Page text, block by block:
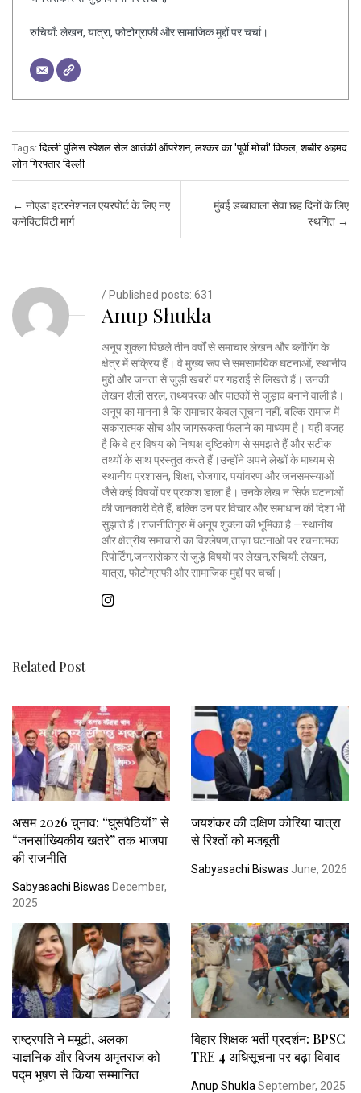
रुचियाँ: लेखन, यात्रा, फोटोग्राफी और सामाजिक मुद्दों पर चर्चा।
Tags:दिल्ली पुलिस स्पेशल सेल आतंकी ऑपरेशन,लश्कर का 'पूर्वी मोर्चा' विफल ,शब्बीर अहमद
लोन गिरफ्तार दिल्ली
Post navigation
← नोएडा इंटरनेशनल एयरपोर्ट के लिए नए
कनेक्टिविटी मार्ग
मुंबई डब्बावाला सेवा छह दिनों के लिए
स्थगित →
/ Published posts: 631
Anup Shukla
अनूप शुक्ला पिछले तीन वर्षों से समाचार लेखन और ब्लॉगिंग के
क्षेत्र में सक्रिय हैं। वे मुख्य रूप से समसामयिक घटनाओं, स्थानीय
मुद्दों और जनता से जुड़ी खबरों पर गहराई से लिखते हैं। उनकी
लेखन शैली सरल, तथ्यपरक और पाठकों से जुड़ाव बनाने वाली है।
अनूप का मानना है कि समाचार केवल सूचना नहीं, बल्कि समाज में
सकारात्मक सोच और जागरूकता फैलाने का माध्यम है। यही वजह
है कि वे हर विषय को निष्पक्ष दृष्टिकोण से समझते हैं और सटीक
तथ्यों के साथ प्रस्तुत करते हैं।उन्होंने अपने लेखों के माध्यम से
स्थानीय प्रशासन, शिक्षा, रोजगार, पर्यावरण और जनसमस्याओं
जैसे कई विषयों पर प्रकाश डाला है। उनके लेख न सिर्फ घटनाओं
की जानकारी देते हैं, बल्कि उन पर विचार और समाधान की दिशा भी
सुझाते हैं।राजनीतिगुरु में अनूप शुक्ला की भूमिका है —स्थानीय
और क्षेत्रीय समाचारों का विश्लेषण,ताज़ा घटनाओं पर रचनात्मक
रिपोर्टिंग,जनसरोकार से जुड़े विषयों पर लेखन,रुचियाँ: लेखन,
यात्रा, फोटोग्राफी और सामाजिक मुद्दों पर चर्चा।
Related Post
असम 2026 चुनाव: “घुसपैठियों” से
“जनसांख्यिकीय खतरे” तक भाजपा
की राजनीति
Sabyasachi Biswas December,
2025
जयशंकर की दक्षिण कोरिया यात्रा
से रिश्तों को मजबूती
Sabyasachi Biswas June, 2026
राष्ट्रपति ने ममूटी, अलका
याज्ञनिक और विजय अमृतराज को
पद्म भूषण से किया सम्मानित
बिहार शिक्षक भर्ती प्रदर्शन: BPSC
TRE 4 अधिसूचना पर बढ़ा विवाद
Anup Shukla September, 2025